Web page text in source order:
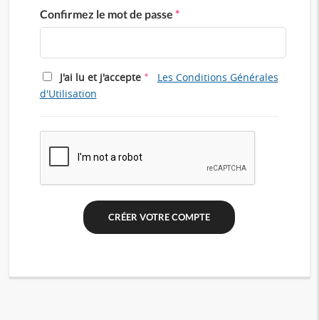
Confirmez le mot de passe *
J'ai lu et j'accepte *
Les Conditions Générales
d'Utilisation